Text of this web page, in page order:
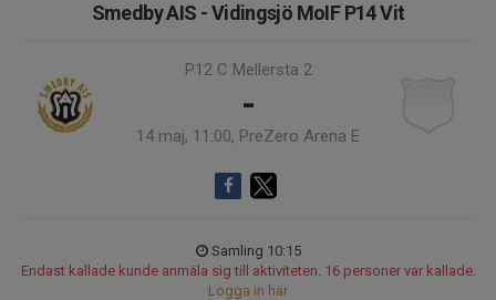
Smedby AIS - Vidingsjö MoIF P14 Vit
P12 C Mellersta 2
-
14 maj, 11:00, PreZero Arena E
Samling 10:15
Endast kallade kunde anmäla sig till aktiviteten. 16 personer var kallade.
Logga in här